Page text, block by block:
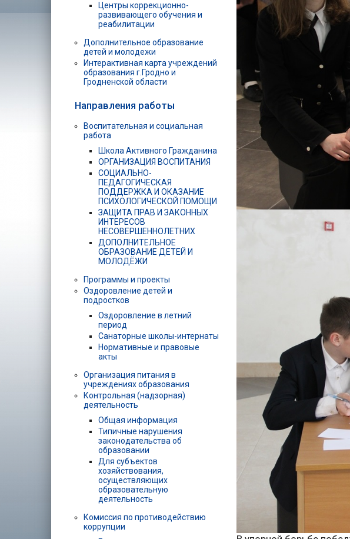
Центры коррекционно-
развивающего обучения и
реабилитации
Дополнительное образование
детей и молодежи
Интерактивная карта учреждений
образования г.Гродно и
Гродненской области
Направления работы
Воспитательная и социальная
работа
Школа Активного Гражданина
ОРГАНИЗАЦИЯ ВОСПИТАНИЯ
СОЦИАЛЬНО-
ПЕДАГОГИЧЕСКАЯ
ПОДДЕРЖКА И ОКАЗАНИЕ
ПСИХОЛОГИЧЕСКОЙ ПОМОЩИ
ЗАЩИТА ПРАВ И ЗАКОННЫХ
ИНТЕРЕСОВ
НЕСОВЕРШЕННОЛЕТНИХ
ДОПОЛНИТЕЛЬНОЕ
ОБРАЗОВАНИЕ ДЕТЕЙ И
МОЛОДЁЖИ
Программы и проекты
Оздоровление детей и
подростков
Оздоровление в летний
период
Санаторные школы-интернаты
Нормативные и правовые
акты
Организация питания в
учреждениях образования
Контрольная (надзорная)
деятельность
Общая информация
Типичные нарушения
законодательства об
образовании
Для субъектов
хозяйствования,
осуществляющих
образовательную
деятельность
Комиссия по противодействию
коррупции